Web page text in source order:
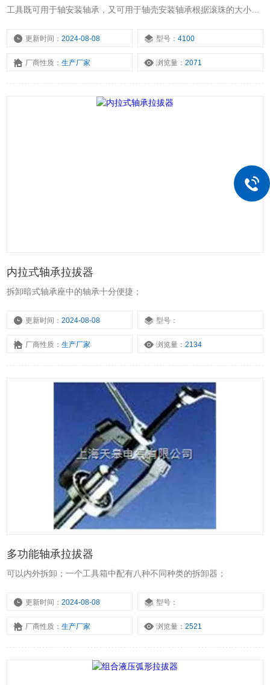
工具既可用于轴安装轴承，又可用于轴壳安装轴承根据滚珠的大小，
更新时间：2024-08-08 型号：4100
厂商性质：生产厂家 浏览量：2071
内拉式轴承拉拔器
拆卸暗式轴承座中的轴承十分便捷；
更新时间：2024-08-08 型号：
厂商性质：生产厂家 浏览量：2134
多功能轴承拉拔器
可以内外拆卸；一个工具箱中配有八种不同种类的拆卸器；
更新时间：2024-08-08 型号：
厂商性质：生产厂家 浏览量：2521